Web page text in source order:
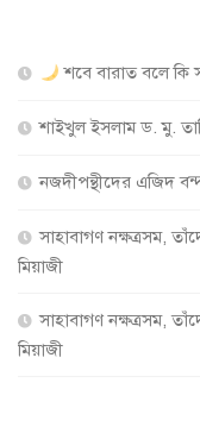
শবে বারাত বলে কি
শাইখুল ইসলাম ড. মু.
নজদীপন্থীদের এজিদ
সাহাবাগণ নক্ষত্রসম,
মিয়াজী
সাহাবাগণ নক্ষত্রসম,
মিয়াজী